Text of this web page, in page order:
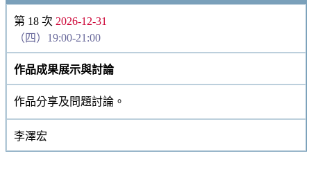
第 18 次 2026-12-31
（四）19:00-21:00
作品成果展示與討論
作品分享及問題討論。
李澤宏